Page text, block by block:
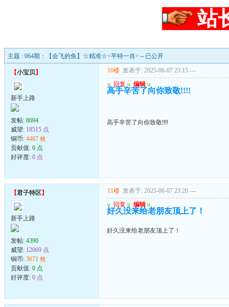
站
主题 : 064期：【会飞的鱼】☆精准☆<平特一肖>～已公开.
【小宝贝】
新手上路
发帖: 8694
威望: 18515 点
铜币: 4487 枚
贡献值: 0 点
好评度: 0 点
10楼 发表于: 2025-06-07 23:15 ---
u 回复 u 编辑 u
高手辛苦了向你致敬!!!!
高手辛苦了向你致敬!!!!
【君子特区】
新手上路
发帖: 4390
威望: 12069 点
铜币: 3671 枚
贡献值: 0 点
好评度: 0 点
11楼 发表于: 2025-06-07 23:20 ---
u 回复 u 编辑 u
好久没来给老朋友顶上了！
好久没来给老朋友顶上了！